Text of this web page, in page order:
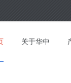
关于华中